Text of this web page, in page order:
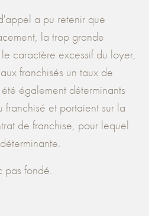
a pu retenir que
la trop grande
caractère excessif du loyer,
franchisés un taux de
également déterminants
franchisé et portaient sur la
de franchise, pour lequel
pas fondé.